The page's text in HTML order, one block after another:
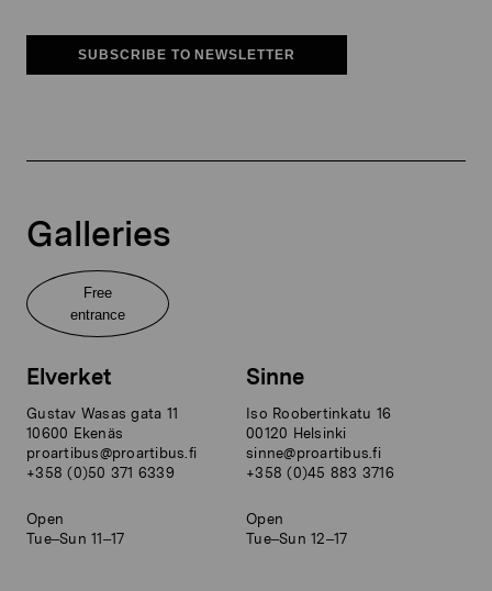
SUBSCRIBE TO NEWSLETTER
Galleries
Free
entrance
Elverket
Gustav Wasas gata 11
10600 Ekenäs
proartibus@proartibus.fi
+358 (0)50 371 6339
Open
Tue–Sun 11–17
Sinne
Iso Roobertinkatu 16
00120 Helsinki
sinne@proartibus.fi
+358 (0)45 883 3716
Open
Tue–Sun 12–17